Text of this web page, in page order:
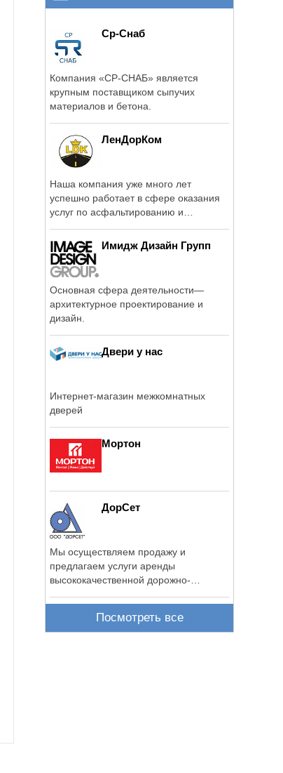
Ср-Снаб
Компания «СР-СНАБ» является
крупным поставщиком сыпучих
материалов и бетона.
ЛенДорКом
Наша компания уже много лет
успешно работает в сфере оказания
услуг по асфальтированию и
Имидж Дизайн Групп
Основная сфера деятельности—
архитектурное проектирование и
дизайн.
Двери у нас
Интернет-магазин межкомнатных
дверей
Мортон
ДорСет
Мы осуществляем продажу и
предлагаем услуги аренды
высококачественной дорожно-
Посмотреть все